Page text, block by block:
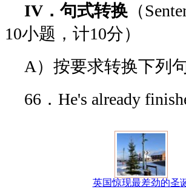
IV．句式转换 （
10小题，计10分）
A）按要求转换下列
66．He's already
英国惊现最差劲的圣